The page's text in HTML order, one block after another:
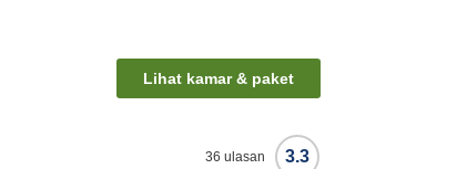
Lihat kamar & paket
3.3
36 ulasan